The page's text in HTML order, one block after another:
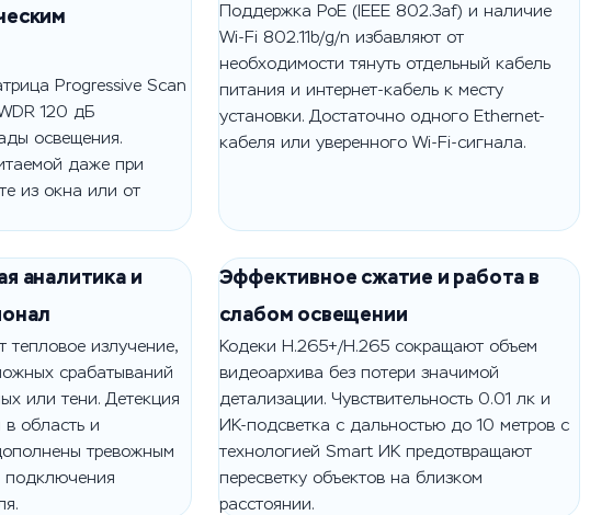
Progressive Scan
120 дБ
освещения.
даже при
из окна или от
Поддержка PoE (IEEE 802.3af) и наличие
Wi-Fi 802.11b/g/n избавляют от
необходимости тянуть отдельный кабель
питания и интернет-кабель к месту
установки. Достаточно одного Ethernet-
кабеля или уверенного Wi-Fi-сигнала.
аналитика и
тепловое излучение,
срабатываний
или тени. Детекция
область и
тревожным
Эффективное сжатие и работа в
слабом освещении
Кодеки H.265+/H.265 сокращают объем
видеоархива без потери значимой
детализации. Чувствительность 0.01 лк и
ИК-подсветка с дальностью до 10 метров с
технологией Smart ИК предотвращают
пересветку объектов на близком
расстоянии.